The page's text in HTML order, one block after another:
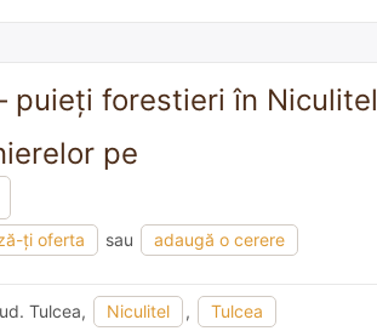
puieți forestieri în Niculitel
Vezi toate ofertele pepinierelor pe
ți oferta sau
adaugă o cerere
Tulcea, Niculitel , Tulcea